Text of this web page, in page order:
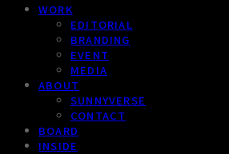
WORK
EDITORIAL
BRANDING
EVENT
MEDIA
ABOUT
SUNNYVERSE
CONTACT
BOARD
INSIDE